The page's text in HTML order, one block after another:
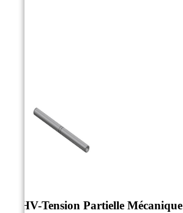
ATHV-Tension Partielle Mécanique